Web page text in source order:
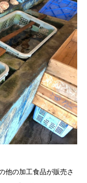
他の加工食品が販売さ